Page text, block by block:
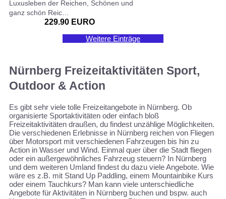
Luxusleben der Reichen, Schönen und
ganz schön Reic…
229.90 EURO
Weitere Einträge
Nürnberg Freizeitaktivitäten Sport,
Outdoor & Action
Es gibt sehr viele tolle Freizeitangebote in Nürnberg. Ob
organisierte Sportaktivitäten oder einfach bloß
Freizeitaktivitäten draußen, du findest unzählige Möglichkeiten.
Die verschiedenen Erlebnisse in Nürnberg reichen von Fliegen
über Motorsport mit verschiedenen Fahrzeugen bis hin zu
Action in Wasser und Wind. Einmal quer über die Stadt fliegen
oder ein außergewöhnliches Fahrzeug steuern? In Nürnberg
und dem weiteren Umland findest du dazu viele Angebote. Wie
wäre es z.B. mit Stand Up Paddling, einem Mountainbike Kurs
oder einem Tauchkurs? Man kann viele unterschiedliche
Angebote für Aktivitäten in Nürnberg buchen und bspw. auch